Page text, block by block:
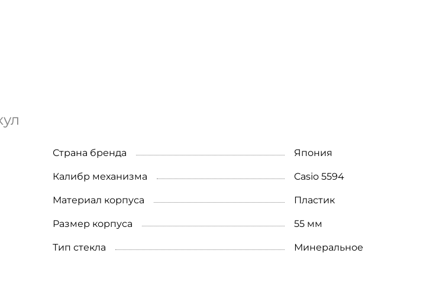
Страна бренда Япония
Калибр механизма Casio 5594
Материал корпуса Пластик
Размер корпуса 55 мм
Тип стекла Минеральное